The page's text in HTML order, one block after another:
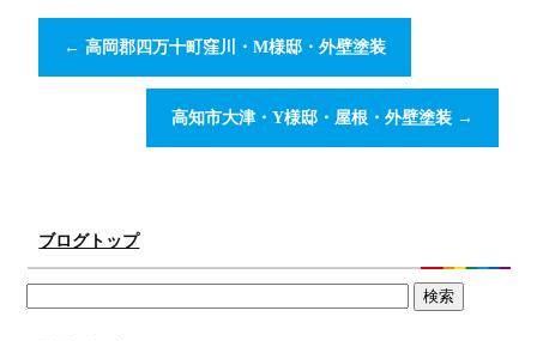
← 高岡郡四万十町窪川・M様邸・外壁塗装
高知市大津・Y様邸・屋根・外壁塗装 →
ブログトップ